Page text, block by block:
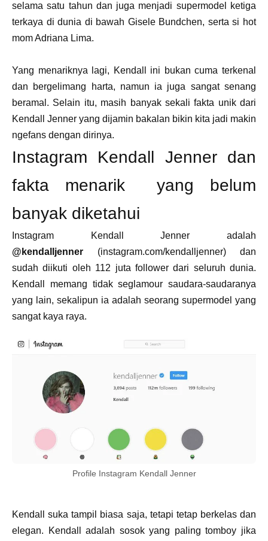
selama satu tahun dan juga menjadi supermodel ketiga
terkaya di dunia di bawah Gisele Bundchen, serta si hot
mom Adriana Lima.
Yang menariknya lagi, Kendall ini bukan cuma terkenal
dan bergelimang harta, namun ia juga sangat senang
beramal. Selain itu, masih banyak sekali fakta unik dari
Kendall Jenner yang dijamin bakalan bikin kita jadi makin
ngefans dengan dirinya.
Instagram Kendall Jenner dan
fakta menarik yang belum
banyak diketahui
Instagram Kendall Jenner adalah
@kendalljenner (instagram.com/kendalljenner) dan
sudah diikuti oleh 112 juta follower dari seluruh dunia.
Kendall memang tidak seglamour saudara-saudaranya
yang lain, sekalipun ia adalah seorang supermodel yang
sangat kaya raya.
Profile Instagram Kendall Jenner
Kendall suka tampil biasa saja, tetapi tetap berkelas dan
elegan. Kendall adalah sosok yang paling tomboy jika